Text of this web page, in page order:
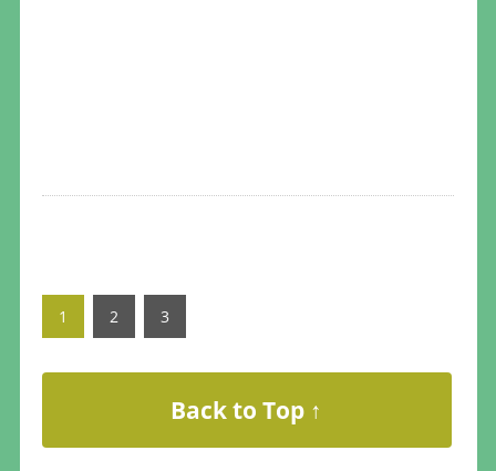
1 2 3
Back to Top ↑